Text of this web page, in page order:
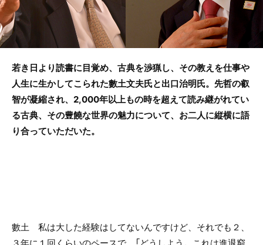
若き日より読書に目覚め、古典を渉猟し、その教えを仕事や
人生に生かしてこられた數土文夫氏と出口治明氏。先哲の叡
智が凝縮され、2,000年以上もの時を超えて読み継がれてい
る古典、その豊饒な世界の魅力について、お二人に縦横に語
り合っていただいた。
數土 私は大した経験はしてないんですけど、それでも２、